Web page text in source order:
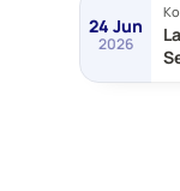
24 Jun
2026